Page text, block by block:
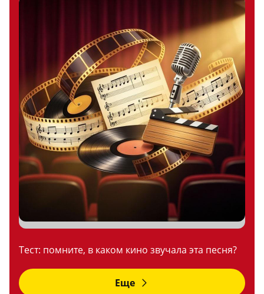
Тест: помните, в каком кино звучала эта песня?
Еще